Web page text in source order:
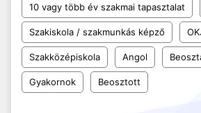
10 vagy több év szakmai tapasztalat
Szakiskola / szakmunkás képző
Szakközépiskola Angol
Gyakornok Beosztott